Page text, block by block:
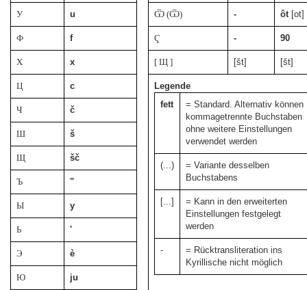
У u Ѿ (Ѿ) - ôt[ot]
Ф f Ҁ - 90
Х x [ Щ ] [št] [št]
Ц c
Legende
fett
= Standard. Alternativ können
kommagetrennte Buchstaben
ohne weitere Einstellungen
verwendet werden
(...)
= Variante desselben
Buchstabens
[...]
= Kann in den erweiterten
Einstellungen festgelegt
werden
-
= Rücktransliteration ins
Kyrillische nicht möglich
Ч č
Ш š
Щ šč
Ъ "
Ы y
Ь '
Э è
Ю ju